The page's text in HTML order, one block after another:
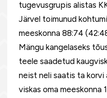
tugevusgrupis alistas
Järvel toimunud
meeskonna 88:74
Mängu kangelaseks
teele saadetud
neist neli saatis ta korvi
viskas oma meeskonna